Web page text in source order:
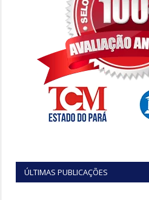
ÚLTIMAS PUBLICAÇÕES